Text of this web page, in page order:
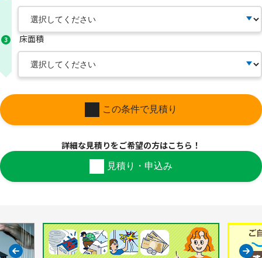
3 床面積
この条件で見積り
詳細な見積りをご希望の方はこちら！
見積り・申込み